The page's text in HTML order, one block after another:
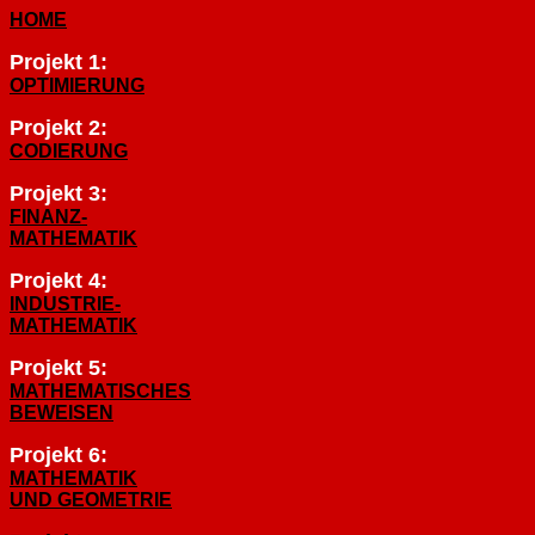
HOME
Projekt 1:
OPTIMIERUNG
Projekt 2:
CODIERUNG
Projekt 3:
FINANZ-
MATHEMATIK
Projekt 4:
INDUSTRIE-
MATHEMATIK
Projekt 5:
MATHEMATISCHES
BEWEISEN
Projekt 6:
MATHEMATIK
UND GEOMETRIE